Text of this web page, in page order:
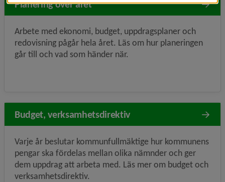
Planering över året
Arbete med ekonomi, budget, uppdragsplaner och
redovisning pågår hela året. Läs om hur planeringen
går till och vad som händer när.
Budget, verksamhetsdirektiv
Varje år beslutar kommunfullmäktige hur kommunens
pengar ska fördelas mellan olika nämnder och ger
dem uppdrag att arbeta med. Läs mer om budget och
verksamhetsdirektiv.